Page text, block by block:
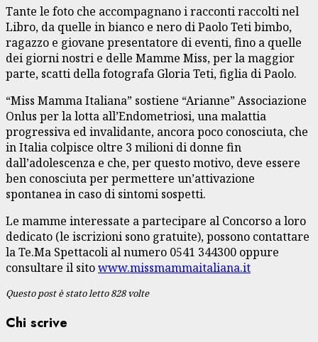
Tante le foto che accompagnano i racconti raccolti nel
Libro, da quelle in bianco e nero di Paolo Teti bimbo,
ragazzo e giovane presentatore di eventi, fino a quelle
dei giorni nostri e delle Mamme Miss, per la maggior
parte, scatti della fotografa Gloria Teti, figlia di Paolo.
“Miss Mamma Italiana” sostiene “Arianne” Associazione
Onlus per la lotta all’Endometriosi, una malattia
progressiva ed invalidante, ancora poco conosciuta, che
in Italia colpisce oltre 3 milioni di donne fin
dall’adolescenza e che, per questo motivo, deve essere
ben conosciuta per permettere un’attivazione
spontanea in caso di sintomi sospetti.
Le mamme interessate a partecipare al Concorso a loro
dedicato (le iscrizioni sono gratuite), possono contattare
la Te.Ma Spettacoli al numero 0541 344300 oppure
consultare il sitowww.missmammaitaliana.it
Questo post è stato letto 828 volte
Chi scrive